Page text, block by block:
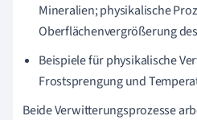
Mineralien; physikalische
Oberflächenvergrößerung
Beispiele für physikalische
Frostsprengung und
Beide Verwitterungsprozesse